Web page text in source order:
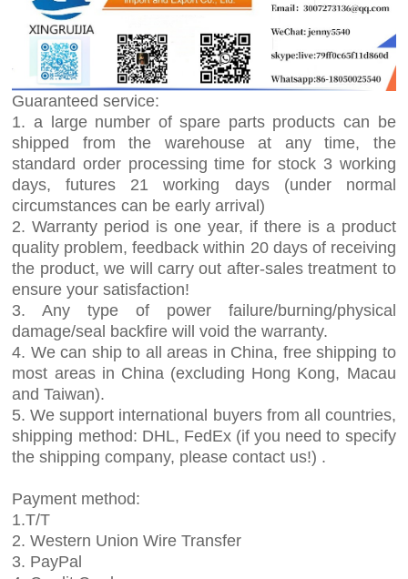
Guaranteed service:
1. a large number of spare parts products can be
shipped from the warehouse at any time, the
standard order processing time for stock 3 working
days, futures 21 working days (under normal
circumstances can be early arrival)
2. Warranty period is one year, if there is a product
quality problem, feedback within 20 days of receiving
the product, we will carry out after-sales treatment to
ensure your satisfaction!
3. Any type of power failure/burning/physical
damage/seal backfire will void the warranty.
4. We can ship to all areas in China, free shipping to
most areas in China (excluding Hong Kong, Macau
and Taiwan).
5. We support international buyers from all countries,
shipping method: DHL, FedEx (if you need to specify
the shipping company, please contact us!) .
Payment method:
1.T/T
2. Western Union Wire Transfer
3. PayPal